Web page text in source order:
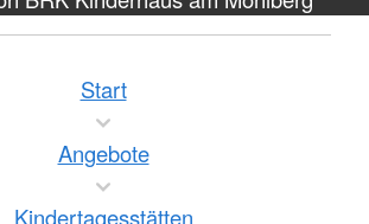
Start
Angebote
Kindertagesstätten